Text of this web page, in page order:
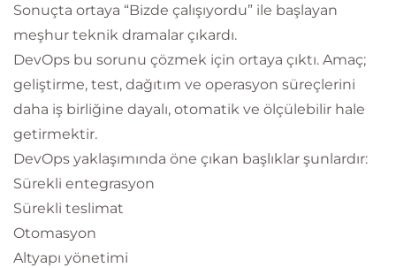
Sonuçta ortaya “Bizde çalışıyordu” ile başlayan
meşhur teknik dramalar çıkardı.
DevOps bu sorunu çözmek için ortaya çıktı. Amaç;
geliştirme, test, dağıtım ve operasyon süreçlerini
daha iş birliğine dayalı, otomatik ve ölçülebilir hale
getirmektir.
DevOps yaklaşımında öne çıkan başlıklar şunlardır:
Sürekli entegrasyon
Sürekli teslimat
Otomasyon
Altyapı yönetimi